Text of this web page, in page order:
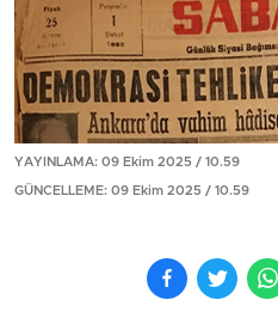
YAYINLAMA: 09 Ekim 2025 / 10.59
GÜNCELLEME: 09 Ekim 2025 / 10.59